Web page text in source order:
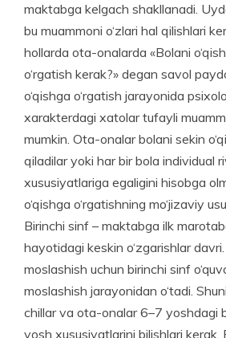
maktabga kelgach shakllanadi.
bu muammoni o‘zlari hal qilishlari
hollarda ota-onalarda «Bolani
o‘rgatish kerak?» degan savol
o‘qishga o‘rgatish jarayonida
xarakterdagi xatolar tufayli
mumkin. Ota-onalar bolani sekin
qiladilar yoki har bir bola individual
xususiyatlariga egaligini hisobga
o‘qishga o‘rgatishning mo‘jizaviy
Birinchi sinf – maktabga ilk
hayotidagi keskin o‘zgarishlar
moslashish uchun birinchi sinf
moslashish jarayonidan o‘tadi.
chillar va ota-onalar 6–7 yoshdagi
yosh xususiyatlarini bilishlari kerak.